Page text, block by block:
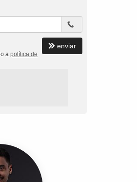
a política de
enviar